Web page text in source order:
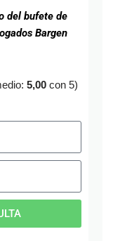
del bufete de
Bargen
5,00 con 5)